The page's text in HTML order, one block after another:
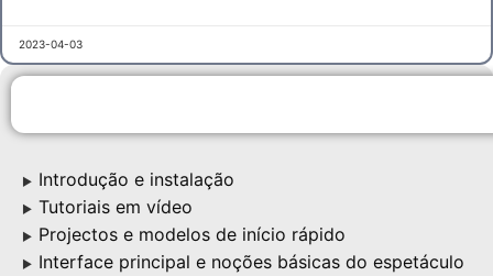
▶ Introdução e instalação
▶ Tutoriais em vídeo
▶ Projectos e modelos de início rápido
▶ Interface principal e noções básicas do espetáculo
2023-04-03